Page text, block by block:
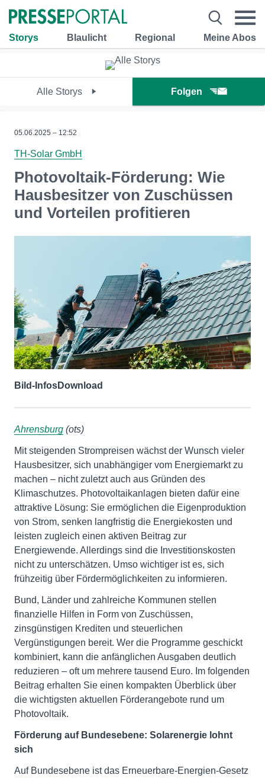
Storys Blaulicht Regional Meine Abos
Alle Storys Folgen
05.06.2025 – 12:52
TH-Solar GmbH
Photovoltaik-Förderung: Wie
Hausbesitzer von Zuschüssen
und Vorteilen profitieren
Bild-InfosDownload
Ahrensburg (ots)
Mit steigenden Strompreisen wächst der Wunsch vieler
Hausbesitzer, sich unabhängiger vom Energiemarkt zu
machen – nicht zuletzt auch aus Gründen des
Klimaschutzes. Photovoltaikanlagen bieten dafür eine
attraktive Lösung: Sie ermöglichen die Eigenproduktion
von Strom, senken langfristig die Energiekosten und
leisten zugleich einen aktiven Beitrag zur
Energiewende. Allerdings sind die Investitionskosten
nicht zu unterschätzen. Umso wichtiger ist es, sich
frühzeitig über Fördermöglichkeiten zu informieren.
Bund, Länder und zahlreiche Kommunen stellen
finanzielle Hilfen in Form von Zuschüssen,
zinsgünstigen Krediten und steuerlichen
Vergünstigungen bereit. Wer die Programme geschickt
kombiniert, kann die anfänglichen Ausgaben deutlich
reduzieren – oft um mehrere tausend Euro. Im folgenden
Beitrag erhalten Sie einen kompakten Überblick über
die wichtigsten aktuellen Förderangebote rund um
Photovoltaik.
Förderung auf Bundesebene: Solarenergie lohnt
sich
Auf Bundesebene ist das Erneuerbare-Energien-Gesetz